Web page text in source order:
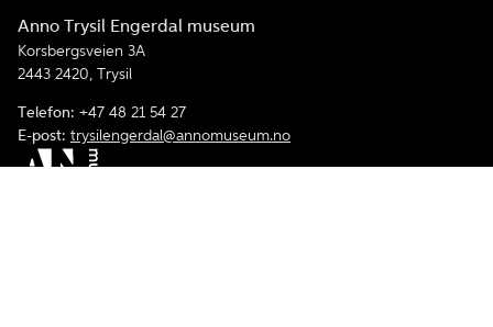
Anno Trysil Engerdal museum
Korsbergsveien 3A
2443 2420, Trysil
Telefon: +47 48 21 54 27
E-post: trysilengerdal@annomuseum.no